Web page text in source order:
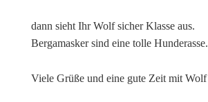
dann sieht Ihr Wolf sicher Klasse aus.
Bergamasker sind eine tolle Hunderasse.
Viele Grüße und eine gute Zeit mit Wolf